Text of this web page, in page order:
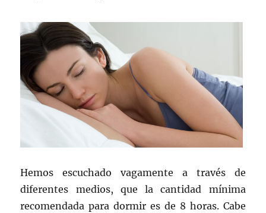
Hemos escuchado vagamente a través de
diferentes medios, que la cantidad mínima
recomendada para dormir es de 8 horas. Cabe